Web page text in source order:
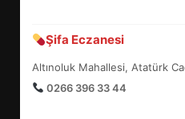
Şifa Eczanesi
Altınoluk Mahallesi, Atatürk
0266 396 33 44
7